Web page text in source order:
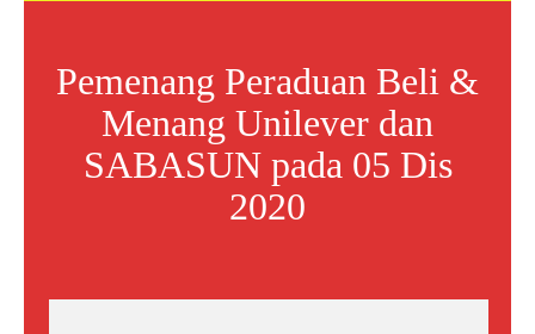
Pemenang Peraduan Beli &
Menang Unilever dan
SABASUN pada 05 Dis
2020